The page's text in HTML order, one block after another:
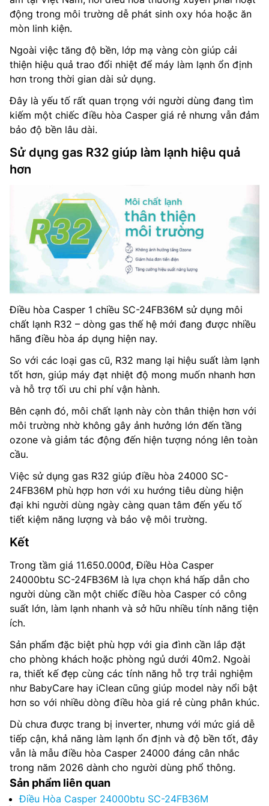
động trong môi trường dễ phát sinh oxy hóa hoặc ăn
mòn linh kiện.
Ngoài việc tăng độ bền, lớp mạ vàng còn giúp cải
thiện hiệu quả trao đổi nhiệt để máy làm lạnh ổn định
hơn trong thời gian dài sử dụng.
Đây là yếu tố rất quan trọng với người dùng đang tìm
kiếm một chiếc điều hòa Casper giá rẻ nhưng vẫn đảm
bảo độ bền lâu dài.
Sử dụng gas R32 giúp làm lạnh hiệu quả
hơn
Điều hòa Casper 1 chiều SC-24FB36M sử dụng môi
chất lạnh R32 – dòng gas thế hệ mới đang được nhiều
hãng điều hòa áp dụng hiện nay.
So với các loại gas cũ, R32 mang lại hiệu suất làm lạnh
tốt hơn, giúp máy đạt nhiệt độ mong muốn nhanh hơn
và hỗ trợ tối ưu chi phí vận hành.
Bên cạnh đó, môi chất lạnh này còn thân thiện hơn với
môi trường nhờ không gây ảnh hưởng lớn đến tầng
ozone và giảm tác động đến hiện tượng nóng lên toàn
cầu.
Việc sử dụng gas R32 giúp điều hòa 24000 SC-
24FB36M phù hợp hơn với xu hướng tiêu dùng hiện
đại khi người dùng ngày càng quan tâm đến yếu tố
tiết kiệm năng lượng và bảo vệ môi trường.
Kết
Trong tầm giá 11.650.000đ, Điều Hòa Casper
24000btu SC-24FB36M là lựa chọn khá hấp dẫn cho
người dùng cần một chiếc điều hòa Casper có công
suất lớn, làm lạnh nhanh và sở hữu nhiều tính năng tiện
ích.
Sản phẩm đặc biệt phù hợp với gia đình cần lắp đặt
cho phòng khách hoặc phòng ngủ dưới 40m2. Ngoài
ra, thiết kế đẹp cùng các tính năng hỗ trợ trải nghiệm
như BabyCare hay iClean cũng giúp model này nổi bật
hơn so với nhiều dòng điều hòa giá rẻ cùng phân khúc.
Dù chưa được trang bị inverter, nhưng với mức giá dễ
tiếp cận, khả năng làm lạnh ổn định và độ bền tốt, đây
vẫn là mẫu điều hòa Casper 24000 đáng cân nhắc
trong năm 2026 dành cho người dùng phổ thông.
Sản phẩm liên quan
Điều Hòa Casper 24000btu SC-24FB36M